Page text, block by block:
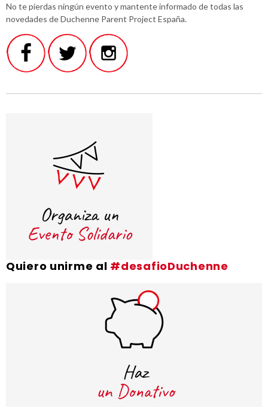
No te pierdas ningún evento y mantente informado de todas las
novedades de Duchenne Parent Project España.
Quiero unirme al #desafioDuchenne